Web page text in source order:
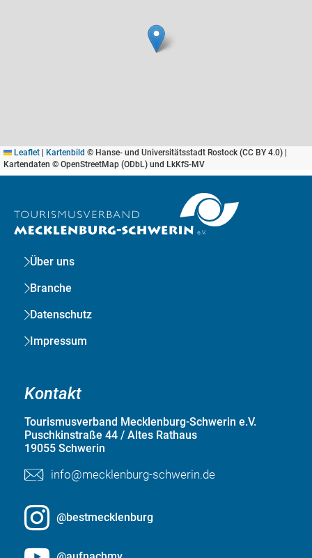
Leaflet | Kartenbild © Hanse- und Universitätsstadt Rostock (CC BY 4.0) |
Kartendaten © OpenStreetMap (ODbL) und LkKfS-MV
Über uns
Branche
Datenschutz
Impressum
Kontakt
Tourismusverband Mecklenburg-Schwerin e.V.
Puschkinstraße 44 / Altes Rathaus
19055 Schwerin
info@mecklenburg-schwerin.de
@bestmecklenburg